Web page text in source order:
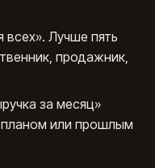
Лучше пять
продажник,
за месяц»
планом или прошлым